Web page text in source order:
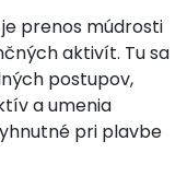
prenos múdrosti
aktivít. Tu sa
postupov,
a umenia
pri plavbe